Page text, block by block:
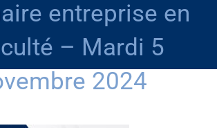
entreprise en
– Mardi 5
2024